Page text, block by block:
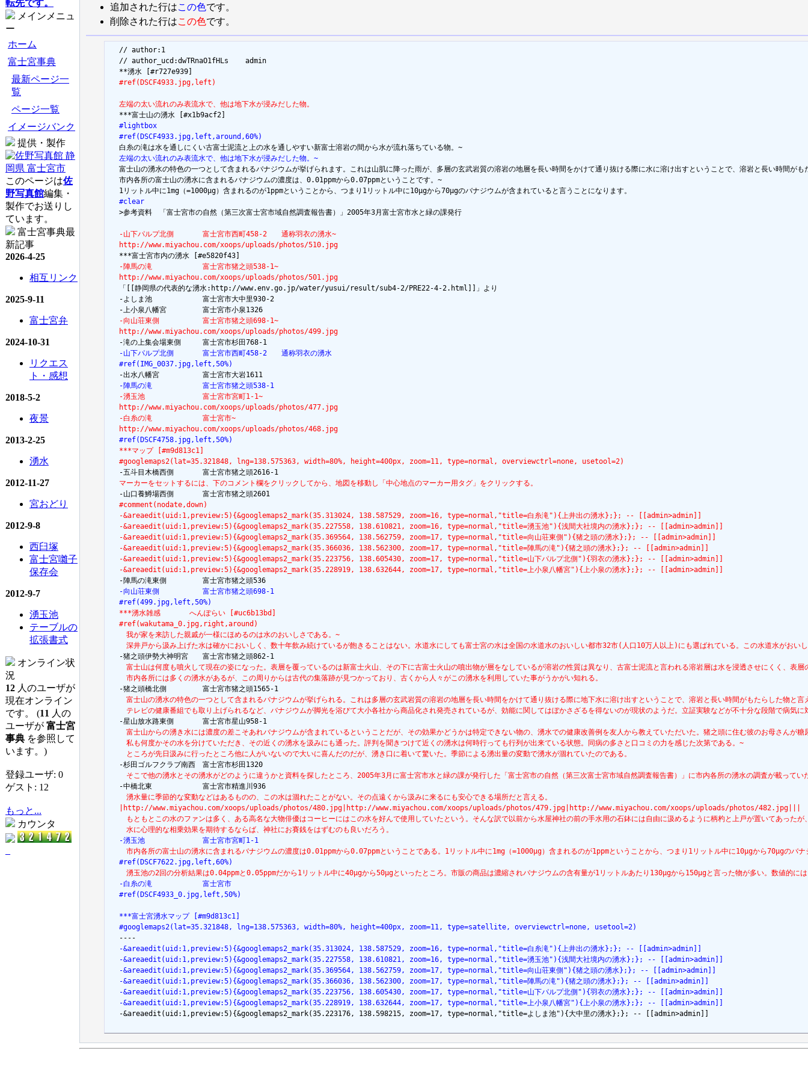
転先です。
メインメニュ
ー
ホーム
富士宮事典
最新ページ一
覧
ページ一覧
イメージバンク
提供・製作
このページは佐
野写真館編集・
製作でお送りし
ています。
富士宮事典最
新記事
2026-4-25
相互リンク
2025-9-11
富士宮弁
2024-10-31
リクエス
ト・感想
2018-5-2
夜景
2013-2-25
湧水
2012-11-27
宮おどり
2012-9-8
西臼塚
富士宮囃子
保存会
2012-9-7
湧玉池
テーブルの
拡張書式
オンライン状
況
12 人のユーザが
現在オンライン
です。 (11 人の
ユーザが 富士宮
事典 を参照して
います。)
登録ユーザ: 0
ゲスト: 12
もっと...
カウンタ
追加された行はこの色です。
削除された行はこの色です。
  // author:1
  // author_ucd:dwTRnaO1fHLs	admin
  #ref(DSCF4933.jpg,left)
  左端の太い流れのみ表流水で、他は地下水が浸みだした物。
  #lightbox
  #ref(DSCF4933.jpg,left,around,60%)
  左端の太い流れのみ表流水で、他は地下水が浸みだした物。~
富士山の湧水の特色の一つとして含まれるバナジウムが挙げられます。これは山肌に降った雨が、多層の玄武岩質の溶岩の地層を長い時間をかけて通り抜ける際に水に溶け出すということで、溶岩と長い時間
  市内各所の富士山の湧水に含まれるバナジウムの濃度は、0.01ppmから0.07ppmということです。~
  #clear
>参考資料　「富士宮市の自然（第三次富士宮市域自然調査報告書）」2005年3月富士宮市水と緑の課発行
  -山下パルプ北側　　　　富士宮市西町458-2　　通称羽衣の湧水~
  http://www.miyachou.com/xoops/uploads/photos/510.jpg
  -陣馬の滝　　　　　　　富士宮市猪之頭538-1~
  http://www.miyachou.com/xoops/uploads/photos/501.jpg
「[[静岡県の代表的な湧水:http://www.env.go.jp/water/yusui/result/sub4-2/PRE22-4-2.html]]」より
  -よしま池　　　　　　　富士宮市大中里930-2
  -向山荘東側　　　　　　富士宮市猪之頭698-1~
  http://www.miyachou.com/xoops/uploads/photos/499.jpg
  -山下パルプ北側　　　　富士宮市西町458-2　　通称羽衣の湧水
  #ref(IMG_0037.jpg,left,50%)
  -陣馬の滝　　　　　　　富士宮市猪之頭538-1
  -湧玉池　　　　　　　　富士宮市宮町1-1~
  http://www.miyachou.com/xoops/uploads/photos/477.jpg
  -白糸の滝　　　　　　　富士宮市~
  http://www.miyachou.com/xoops/uploads/photos/468.jpg
  #ref(DSCF4758.jpg,left,50%)
  ***マップ [#m9d813c1]
  #googlemaps2(lat=35.321848, lng=138.575363, width=80%, height=400px, zoom=11, type=normal, overviewctrl=none, usetool=2)
  マーカーをセットするには、下のコメント欄をクリックしてから、地図を移動し「中心地点のマーカー用タグ」をクリックする。
  #comment(nodate,down)
  -&areaedit(uid:1,preview:5){&googlemaps2_mark(35.313024, 138.587529, zoom=16, type=normal,"title=白糸滝"){上井出の湧水};}; -- [[admin>admin]]
  -&areaedit(uid:1,preview:5){&googlemaps2_mark(35.227558, 138.610821, zoom=16, type=normal,"title=湧玉池"){浅間大社境内の湧水};}; -- [[admin>admin]]
  -&areaedit(uid:1,preview:5){&googlemaps2_mark(35.369564, 138.562759, zoom=17, type=normal,"title=向山荘東側"){猪之頭の湧水};}; -- [[admin>admin]]
  -&areaedit(uid:1,preview:5){&googlemaps2_mark(35.366036, 138.562300, zoom=17, type=normal,"title=陣馬の滝"){猪之頭の湧水};}; -- [[admin>admin]]
  -&areaedit(uid:1,preview:5){&googlemaps2_mark(35.223756, 138.605430, zoom=17, type=normal,"title=山下パルプ北側"){羽衣の湧水};}; -- [[admin>admin]]
  -&areaedit(uid:1,preview:5){&googlemaps2_mark(35.228919, 138.632644, zoom=17, type=normal,"title=上小泉八幡宮"){上小泉の湧水};}; -- [[admin>admin]]
  -向山荘東側　　　　　　富士宮市猪之頭698-1
  #ref(499.jpg,left,50%)
  ***湧水雑感　　　　へんぽらい [#uc6b13bd]
  #ref(wakutama_0.jpg,right,around)
  　我が家を来訪した親戚が一様にほめるのは水のおいしさである。~
　深井戸から汲み上げた水は確かにおいしく、数十年飲み続けているが飽きることはない。水道水にしても富士宮の水は全国の水道水のおいしい都市32市(人口10万人以上)にも選ばれている。この水道水が
　富士山は何度も噴火して現在の姿になった。表層を覆っているのは新富士火山、その下に古富士火山の噴出物が層をなしているが溶岩の性質は異なり、古富士泥流と言われる溶岩層は水を浸透させにくく
  　市内各所には多くの湧水があるが、この周りからは古代の集落跡が見つかっており、古くから人々がこの湧水を利用していた事がうかがい知れる。
　富士山の湧水の特色の一つとして含まれるバナジウムが挙げられる。これは多層の玄武岩質の溶岩の地層を長い時間をかけて通り抜ける際に地下水に溶け出すということで、溶岩と長い時間がもたらした物
　テレビの健康番組でも取り上げられるなど、バナジウムが脚光を浴びて大小各社から商品化され発売されているが、効能に関してはぼかさざるを得ないのが現状のようだ。立証実験などが不十分な段階で病気
　富士山からの湧き水には濃度の差こそあれバナジウムが含まれているということだが、その効果かどうかは特定できない物の、湧水での健康改善例を友人から教えていただいた。猪之頭に住む彼のお母さん
  　私も何度かその水を分けていただき、その近くの湧水を汲みにも通った。評判を聞きつけて近くの湧水は何時行っても行列が出来ている状態。同病の多さと口コミの力を感じた次第である。~
  　ところが先日汲みに行ったところ他に人がいないので大いに喜んだのだが、湧き口に着いて驚いた。季節による湧出量の変動で湧水が涸れていたのである。
　そこで他の湧水とその湧水がどのように違うかと資料を探したところ、2005年3月に富士宮市水と緑の課が発行した「富士宮市の自然（第三次富士宮市域自然調査報告書）」に市内各所の湧水の調査が載っ
  　湧水量に季節的な変動などはあるものの、この水は涸れたことがない。その点遠くから汲みに来るにも安心できる場所だと言える。
  |http://www.miyachou.com/xoops/uploads/photos/480.jpg|http://www.miyachou.com/xoops/uploads/photos/479.jpg|http://www.miyachou.com/xoops/uploads/photos/482.jpg|||
　もともとこの水のファンは多く、ある高名な大物俳優はコーヒーにはこの水を好んで使用していたという。そんな訳で以前から水屋神社の前の手水用の石鉢には自由に汲めるように柄杓と上戸が置いてあっ
  　水に心理的な相乗効果を期待するならば、神社にお賽銭をはずむのも良いだろう。
  -湧玉池　　　　　　　　富士宮市宮町1-1
　市内各所の富士山の湧水に含まれるバナジウムの濃度は0.01ppmから0.07ppmということである。1リットル中に1mg（=1000μg）含まれるのが1ppmということから、つまり1リットル中に10μgから70μgのバナ
  #ref(DSCF7622.jpg,left,60%)
　湧玉池の2回の分析結果は0.04ppmと0.05ppmだから1リットル中に40μgから50μgといったところ。市販の商品は濃縮されバナジウムの含有量が1リットルあたり130μgから150μgと言った物が多い。数値的に
  -白糸の滝　　　　　　　富士宮市
  #ref(DSCF4933_0.jpg,left,50%)
  ***富士宮湧水マップ [#m9d813c1]
  #googlemaps2(lat=35.321848, lng=138.575363, width=80%, height=400px, zoom=11, type=satellite, overviewctrl=none, usetool=2)
  -&areaedit(uid:1,preview:5){&googlemaps2_mark(35.313024, 138.587529, zoom=16, type=normal,"title=白糸滝"){上井出の湧水};}; -- [[admin>admin]]
  -&areaedit(uid:1,preview:5){&googlemaps2_mark(35.227558, 138.610821, zoom=16, type=normal,"title=湧玉池"){浅間大社境内の湧水};}; -- [[admin>admin]]
  -&areaedit(uid:1,preview:5){&googlemaps2_mark(35.369564, 138.562759, zoom=17, type=normal,"title=向山荘東側"){猪之頭の湧水};}; -- [[admin>admin]]
  -&areaedit(uid:1,preview:5){&googlemaps2_mark(35.366036, 138.562300, zoom=17, type=normal,"title=陣馬の滝"){猪之頭の湧水};}; -- [[admin>admin]]
  -&areaedit(uid:1,preview:5){&googlemaps2_mark(35.223756, 138.605430, zoom=17, type=normal,"title=山下パルプ北側"){羽衣の湧水};}; -- [[admin>admin]]
  -&areaedit(uid:1,preview:5){&googlemaps2_mark(35.228919, 138.632644, zoom=17, type=normal,"title=上小泉八幡宮"){上小泉の湧水};}; -- [[admin>admin]]
-&areaedit(uid:1,preview:5){&googlemaps2_mark(35.223176, 138.598215, zoom=17, type=normal,"title=よしま池"){大中里の湧水};}; -- [[admin>admin]]